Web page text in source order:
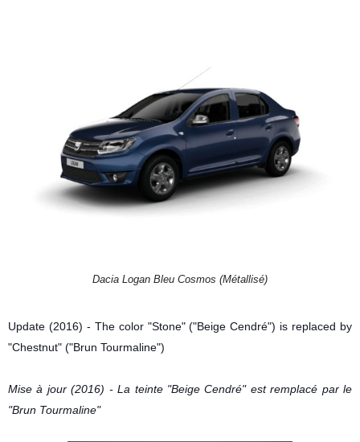
Dacia Logan Bleu Cosmos (Métallisé)
Update (2016) - The color "Stone" ("Beige Cendré") is replaced by
"Chestnut" ("Brun Tourmaline")
Mise à jour (2016) - La teinte "Beige Cendré" est remplacé par le
"Brun Tourmaline"